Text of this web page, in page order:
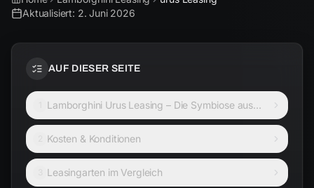
Aktualisiert: 2. Juni 2026
AUF DIESER SEITE
Lamborghini Urus Leasing – Die Symbiose aus
Luxus und ungebändigter Kraft
Kosten & Konditionen
Leasingarten im Vergleich